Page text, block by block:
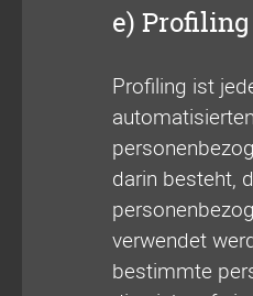
e) Profiling
Profiling ist
darin besteht,
verwendet
bestimmte